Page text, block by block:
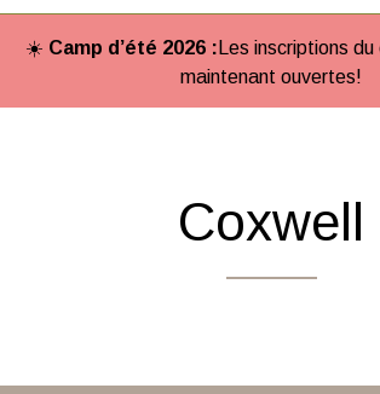
☀️ Camp d’été 2026 : Les inscriptions
maintenant ouvertes!
Coxwell